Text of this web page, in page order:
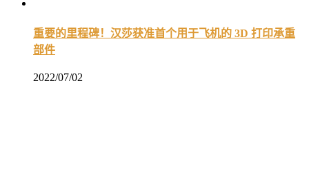
重要的里程碑！汉莎获准首个用于飞机的 3D 打印承重
部件
2022/07/02